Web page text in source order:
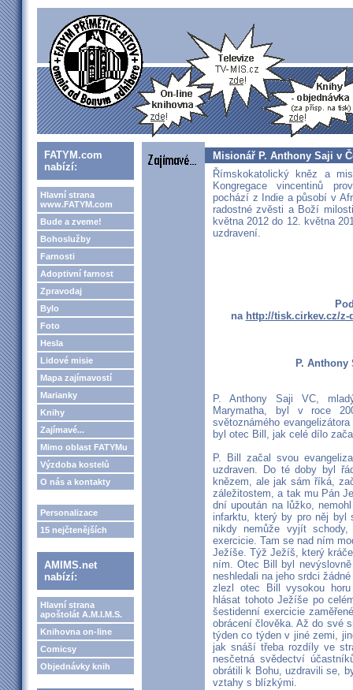
FATYM.com
nabízí:
Hlavní strana
www.FATYM.com
Bude a zveme!
Bohoslužby
Farnosti
Adoptivní farnost
Zpravodaj
Bylo
Foto
Hesla
Lidové misie
Mapa zajímavostí
Marianky
Knihy
Zajímavé...
Mimo oblast FATYMu
Výzdoba kostelů
O nás a kontakty
Personalizace
15 nejčtenějších
AMIMS.net
nabízí:
Hlavní strana
apoštolát A.M.I.M.S.
Knihovna on-line
Comicsy
Objednávky knih
Misionář P. Anthony Saji v
Římskokatolický kněz a
Kongregace vincentinů
pochází z Indie a působí v
radostné zvěsti a Boží
května 2012 do 12. května
uzdravení.
na http://tisk.cirkev.cz/
P.
P. Anthony Saji VC,
Marymatha, byl v roce
světoznámého
byl otec Bill, jak celé dílo
P. Bill začal svou
uzdraven. Do té doby byl
knězem, ale jak sám říká,
záležitostem, a tak mu Pán
dní upoután na lůžko,
infarktu, který by pro něj byl
nikdy nemůže vyjít
exercicie. Tam se nad ním
Ježíše. Týž Ježíš, který
ním. Otec Bill byl
neshledali na jeho srdci
zlezl otec Bill vysokou
hlásat tohoto Ježíše po
šestidenní exercicie
obrácení člověka. Až do své
týden co týden v jiné zemi,
jak snáší třeba rozdíly ve
nesčetná svědectví
obrátili k Bohu, uzdravili se,
vztahy s blízkými.